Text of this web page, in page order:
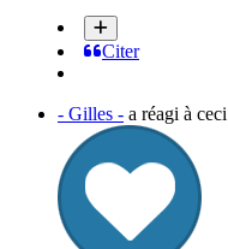
Citer
- Gilles - a réagi à ceci